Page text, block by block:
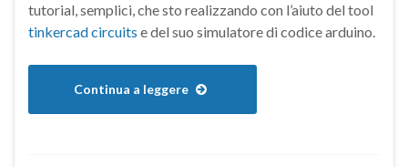
tutorial, semplici, che sto realizzando con l’aiuto del tool
tinkercad circuits e del suo simulatore di codice arduino.
Continua a leggere